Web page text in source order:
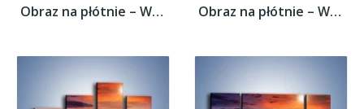
Obraz na płótnie – Widok ze szczytu –... Obraz na płótnie – Widok ze szczytu –...